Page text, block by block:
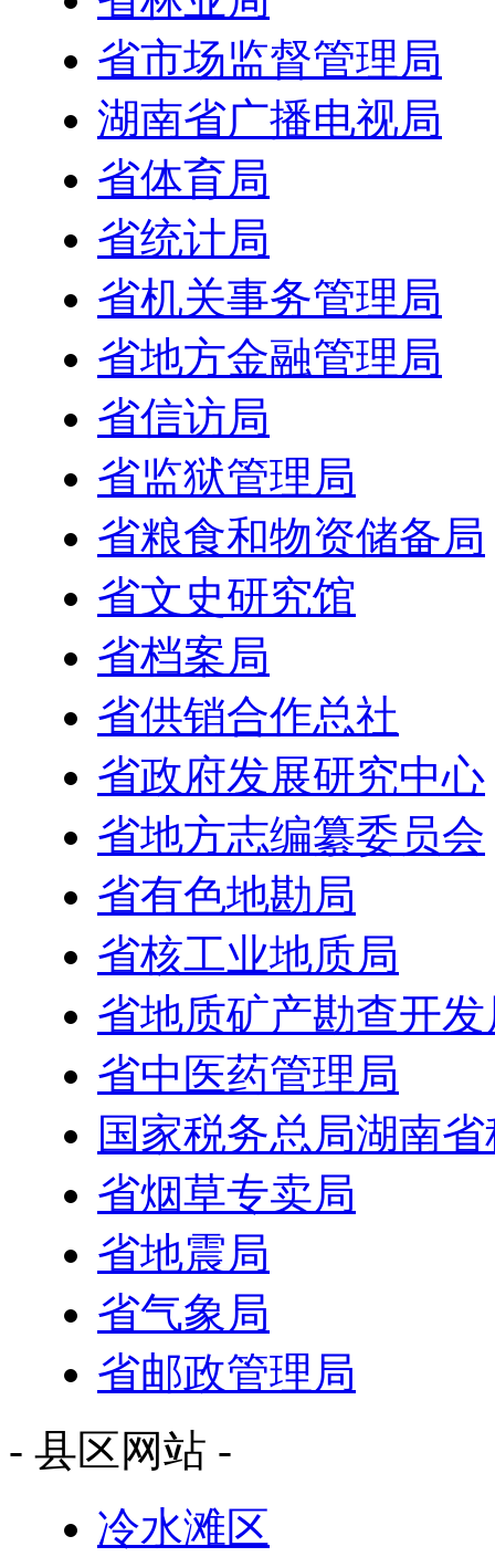
省市场监督管理局
湖南省广播电视局
省体育局
省统计局
省机关事务管理局
省地方金融管理局
省信访局
省监狱管理局
省粮食和物资储备局
省文史研究馆
省档案局
省供销合作总社
省政府发展研究中心
省地方志编纂委员会
省有色地勘局
省核工业地质局
省地质矿产勘查开发
省中医药管理局
国家税务总局湖南
省烟草专卖局
省地震局
省气象局
省邮政管理局
- 县区网站 -
冷水滩区